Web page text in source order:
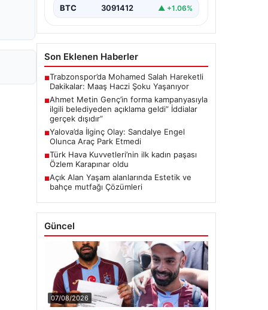
BTC 3091412 ▲ +1.06%
Son Eklenen Haberler
■Trabzonspor’da Mohamed Salah Hareketli
Dakikalar: Maaş Haczi Şoku Yaşanıyor
■Ahmet Metin Genç’in forma kampanyasıyla
ilgili belediyeden açıklama geldi” İddialar
gerçek dışıdır”
■Yalova’da İlginç Olay: Sandalye Engel
Olunca Araç Park Etmedi
■Türk Hava Kuvvetleri’nin ilk kadın paşası
Özlem Karapınar oldu
■Açık Alan Yaşam alanlarında Estetik ve
bahçe mutfağı Çözümleri
Güncel
07/08/2026